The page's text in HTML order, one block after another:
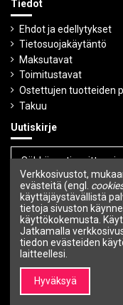
Tiedot
Ehdot ja edellytykset
Tietosuojakäytäntö
Maksutavat
Toimitustavat
Ostettujen tuotteiden
Takuu
Uutiskirje
Voit peruuttaa tilauksen
Seuraa meitä
Verkkosivustot,
evästeitä (engl.
käyttäjäystävällistä
tietoja sivuston
käyttökokemusta.
Jatkamalla
tiedon evästeiden
laitteellesi.
Hyväksyä